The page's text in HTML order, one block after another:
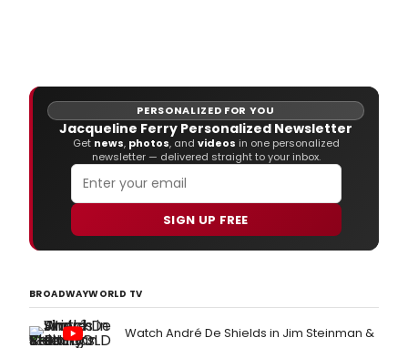
PERSONALIZED FOR YOU
Jacqueline Ferry Personalized Newsletter
Get news, photos, and videos in one personalized
newsletter — delivered straight to your inbox.
SIGN UP FREE
BROADWAYWORLD TV
Watch André De Shields in Jim Steinman &